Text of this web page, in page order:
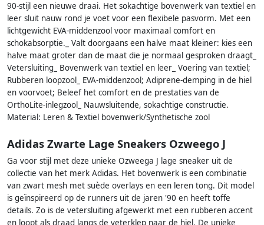
90-stijl een nieuwe draai. Het sokachtige bovenwerk van textiel en
leer sluit nauw rond je voet voor een flexibele pasvorm. Met een
lichtgewicht EVA-middenzool voor maximaal comfort en
schokabsorptie._ Valt doorgaans een halve maat kleiner: kies een
halve maat groter dan de maat die je normaal gesproken draagt_
Vetersluiting_ Bovenwerk van textiel en leer_ Voering van textiel;
Rubberen loopzool_ EVA-middenzool; Adiprene-demping in de hiel
en voorvoet; Beleef het comfort en de prestaties van de
OrthoLite-inlegzool_ Nauwsluitende, sokachtige constructie.
Material: Leren & Textiel bovenwerk/Synthetische zool
Adidas Zwarte Lage Sneakers Ozweego J
Ga voor stijl met deze unieke Ozweega J lage sneaker uit de
collectie van het merk Adidas. Het bovenwerk is een combinatie
van zwart mesh met suède overlays en een leren tong. Dit model
is geïnspireerd op de runners uit de jaren '90 en heeft toffe
details. Zo is de vetersluiting afgewerkt met een rubberen accent
en loopt als draad langs de veterklep naar de hiel. De unieke